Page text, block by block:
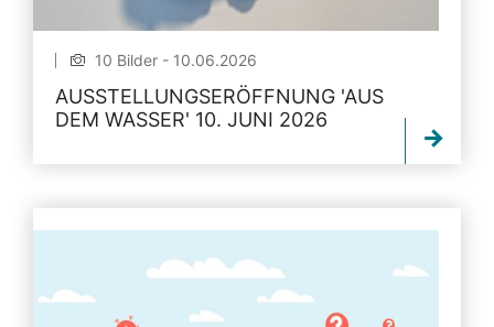
10 Bilder - 10.06.2026
AUSSTELLUNGSERÖFFNUNG 'AUS
DEM WASSER' 10. JUNI 2026